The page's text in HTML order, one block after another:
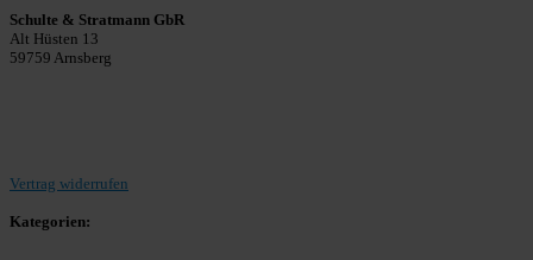
Schulte & Stratmann GbR
Alt Hüsten 13
59759 Arnsberg
Vertrag widerrufen
Kategorien: